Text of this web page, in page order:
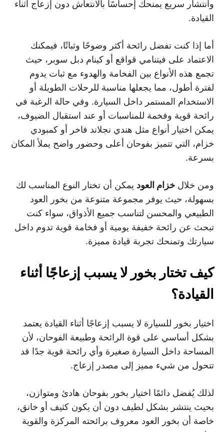
وانتشار سريع يمنحك إحساسًا بالانتعاش دون إزعاج أثناء
القيادة.
أما إذا كنت تفضل رائحة أكثر وضوحًا وثباتًا، فيمكنك
الاعتماد على فيتنامي قواقع أو كينام دبل سوبر، حيث
تجمع هذه الأنواع بين الفخامة والهدوء مع ثبات يدوم
لفترة أطول، مما يجعلها مناسبة للرحلات الطويلة أو
الاستخدام المستمر داخل السيارة. وفي حالة الرغبة في
رائحة قوية وفخمة للمناسبات أو عند استقبال الضيوف،
يمكن اختيار أنواع مثل هندي نجلاند فاخر أو كمبودي
خزام، التي تتميز بفوحان أعلى وحضور واضح يملأ المكان
بسرعة.
ومن خلال خزام العود يمكن أن تختار النوع المناسب لك
بسهولة، حيث يوفر مجموعة متنوعة من بخور العود
الطبيعي والمحسن لتناسب جميع الأذواق، سواء كنت
تبحث عن رائحة خفيفة يومية أو فخامة قوية تدوم داخل
سيارتك وتمنحك تجربة قيادة مميزة.
كيف تختار بخور لا يسبب إزعاجًا أثناء
القيادة؟
اختيار بخور للسيارة لا يسبب إزعاجًا أثناء القيادة يعتمد
بشكل أساسي على قوة الرائحة وطبيعة الفوحان، لأن
المساحة داخل السيارة صغيرة وأي رائحة قوية جدًا قد
تتحول من شيء مميز إلى مصدر إزعاج.
لذلك يُفضل دائمًا اختيار بخور بفوحان هادئ ومتوازن،
بحيث ينتشر بشكل لطيف دون أن يكون كثيف أو خانق،
خاصة أن بخور العود معروف برائحته المركزة والقوية